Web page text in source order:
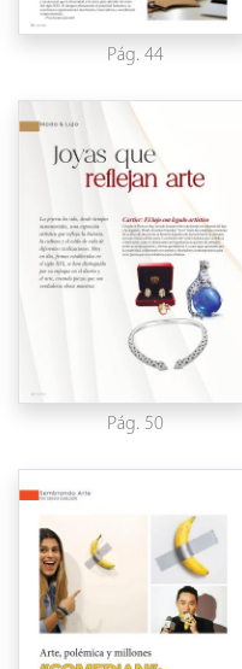
Pág. 44
Pág. 50